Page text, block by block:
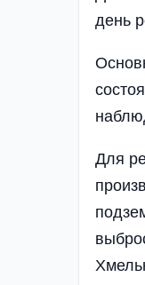
день
Для